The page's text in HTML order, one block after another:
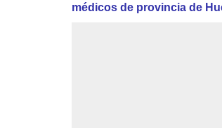
médicos de provincia de